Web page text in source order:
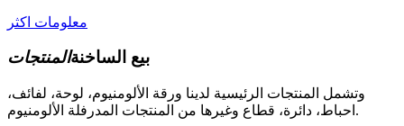
معلومات اكثر
بيع الساخنةالمنتجات
وتشمل المنتجات الرئيسية لدينا ورقة الألومنيوم، لوحة، لفائف،
احباط، دائرة، قطاع وغيرها من المنتجات المدرفلة الألومنيوم.